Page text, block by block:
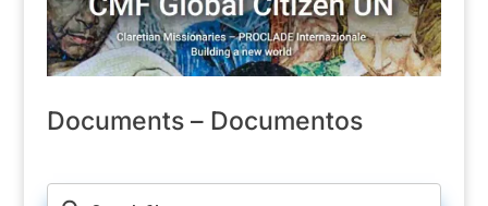
Documents – Documentos